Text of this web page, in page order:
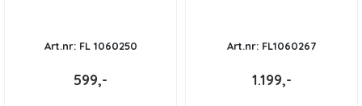
Art.nr: FL 1060250
599,-
Art.nr: FL1060267
1.199,-